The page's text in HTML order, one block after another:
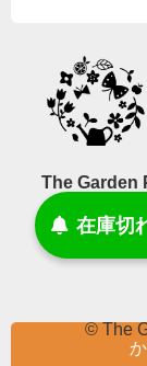
The Garden
〒689-
© The
在庫切